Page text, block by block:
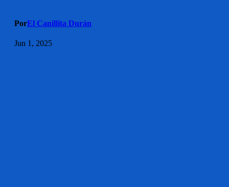
PorEl Canillita Durán
Jun 1, 2025